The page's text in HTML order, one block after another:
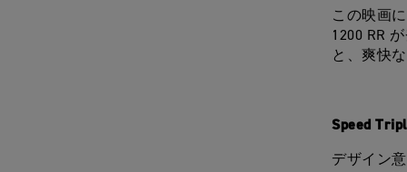
この映画
1200 RR
と、爽快
Speed
デザイン